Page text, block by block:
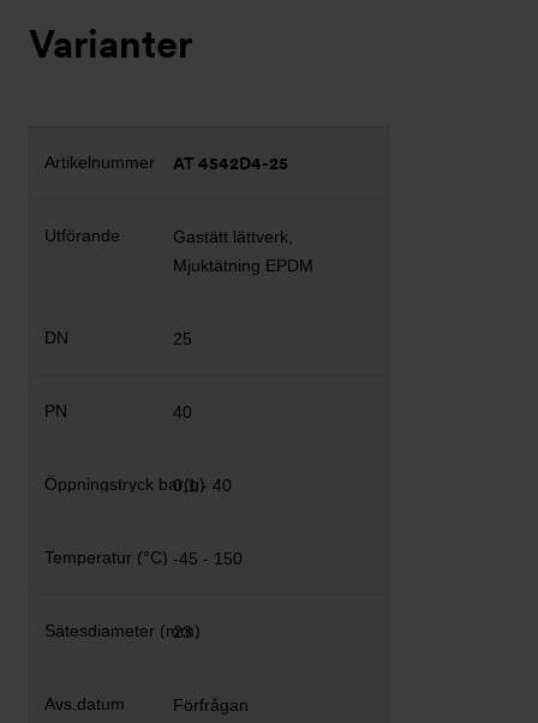
Varianter
AT 4542D4-25
Gastätt lättverk,
Mjuktätning EPDM
25
40
0,1 - 40
-45 - 150
23
Förfrågan